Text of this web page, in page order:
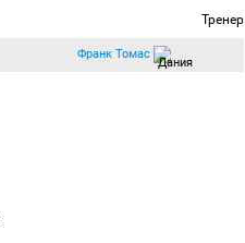
Тренер
Франк Томас